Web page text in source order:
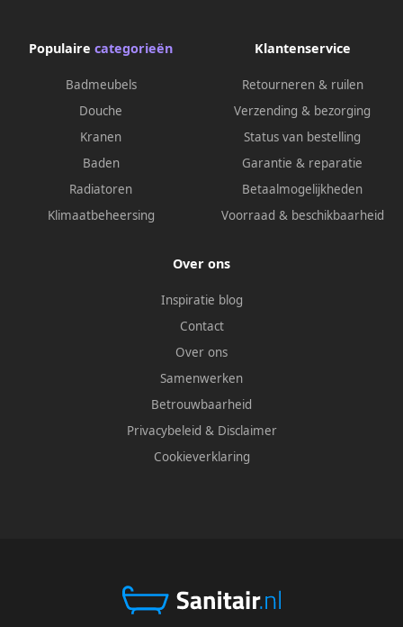
Populaire categorieën
Badmeubels
Douche
Kranen
Baden
Radiatoren
Klimaatbeheersing
Klantenservice
Retourneren & ruilen
Verzending & bezorging
Status van bestelling
Garantie & reparatie
Betaalmogelijkheden
Voorraad & beschikbaarheid
Over ons
Inspiratie blog
Contact
Over ons
Samenwerken
Betrouwbaarheid
Privacybeleid & Disclaimer
Cookieverklaring